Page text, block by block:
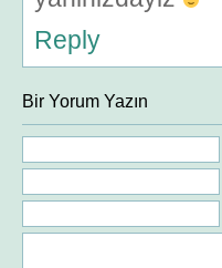
Reply
Bir Yorum Yazın